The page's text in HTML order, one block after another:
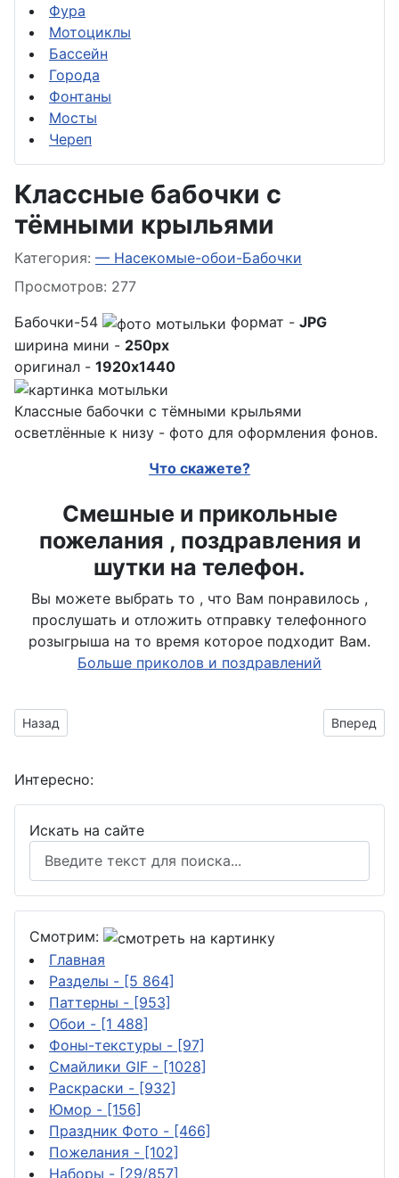
Фура
Мотоциклы
Бассейн
Города
Фонтаны
Мосты
Череп
Классные бабочки с
тёмными крыльями
Информация о материале
Категория: — Насекомые-обои-Бабочки
Просмотров: 277
Бабочки-54
формат - JPG
ширина мини - 250px
оригинал - 1920x1440
Классные бабочки с тёмными крыльями
осветлённые к низу - фото для оформления фонов.
Что скажете?
Смешные и прикольные
пожелания , поздравления и
шутки на телефон.
Вы можете выбрать то , что Вам понравилось ,
прослушать и отложить отправку телефонного
розыгрыша на то время которое подходит Вам.
Больше приколов и поздравлений
Предыдущий материал: насекомые парусник Палинур
Назад Вперед
Интересно:
Искать на сайте
Смотрим:
Главная
Разделы - [5 864]
Паттерны - [953]
Обои - [1 488]
Фоны-текстуры - [97]
Смайлики GIF - [1028]
Раскраски - [932]
Юмор - [156]
Праздник Фото - [466]
Пожелания - [102]
Наборы - [29/857]